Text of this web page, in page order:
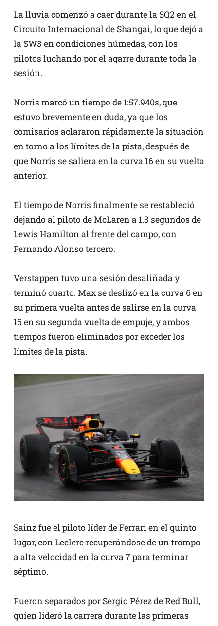
La lluvia comenzó a caer durante la SQ2 en el
Circuito Internacional de Shangai, lo que dejó a
la SW3 en condiciones húmedas, con los
pilotos luchando por el agarre durante toda la
sesión.
Norris marcó un tiempo de 1:57.940s, que
estuvo brevemente en duda, ya que los
comisarios aclararon rápidamente la situación
en torno a los límites de la pista, después de
que Norris se saliera en la curva 16 en su vuelta
anterior.
El tiempo de Norris finalmente se restableció
dejando al piloto de McLaren a 1.3 segundos de
Lewis Hamilton al frente del campo, con
Fernando Alonso tercero.
Verstappen tuvo una sesión desaliñada y
terminó cuarto. Max se deslizó en la curva 6 en
su primera vuelta antes de salirse en la curva
16 en su segunda vuelta de empuje, y ambos
tiempos fueron eliminados por exceder los
límites de la pista.
Sainz fue el piloto líder de Ferrari en el quinto
lugar, con Leclerc recuperándose de un trompo
a alta velocidad en la curva 7 para terminar
séptimo.
Fueron separados por Sergio Pérez de Red Bull,
quien lideró la carrera durante las primeras